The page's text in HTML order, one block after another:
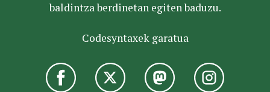
baldintza berdinetan egiten baduzu.
Codesyntaxek garatua